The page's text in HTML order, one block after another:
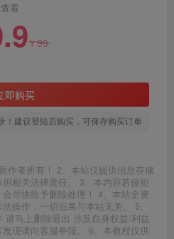
看
¥99
即购买
！建议登陆后购买，可保存购买订单
作者所有！ 2、本站仅提供信息存储
相关法律责任。 3、本内容若侵犯
尽快给予删除处理！ 4、本站全资
操作，一切后果与本站无关。 5、
请马上删除退出 涉及自身权益/利益
现请向客服举报。 6、本教程仅供